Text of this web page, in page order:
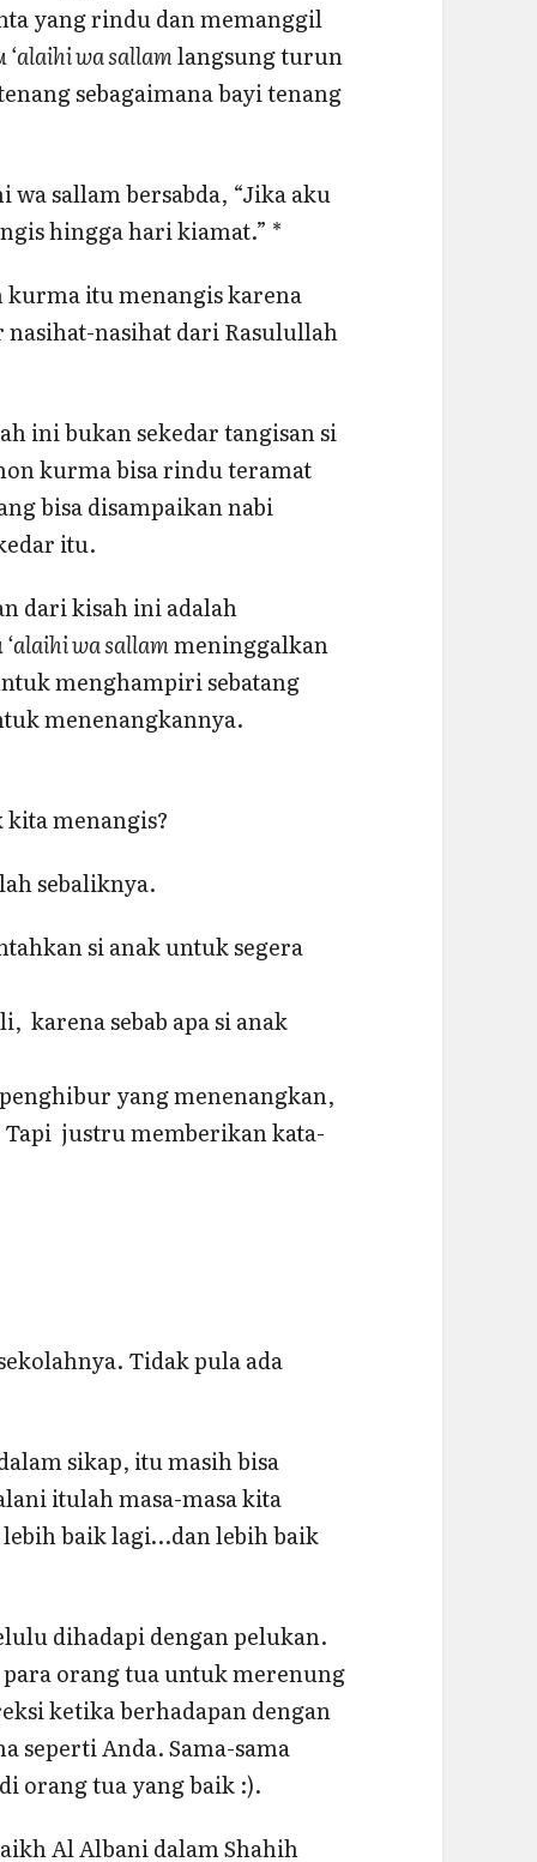
yang rindu dan memanggil
wa sallamlangsung turun
sebagaimana bayi tenang
sallam bersabda, “Jika aku
hingga hari kiamat.” *
kurma itu menangis karena
nasihat dari Rasulullah
ini bukan sekedar tangisan si
kurma bisa rindu teramat
bisa disampaikan nabi
itu.
dari kisah ini adalah
wa sallammeninggalkan
menghampiri sebatang
menenangkannya.
menangis?
sebaliknya.
si anak untuk segera
karena sebab apa si anak
yang menenangkan,
justru memberikan kata-
Tidak pula ada
sikap, itu masih bisa
itulah masa-masa kita
baik lagi…dan lebih baik
dihadapi dengan pelukan.
orang tua untuk merenung
ketika berhadapan dengan
seperti Anda. Sama-sama
orang tua yang baik :).
Al Albani dalam Shahih